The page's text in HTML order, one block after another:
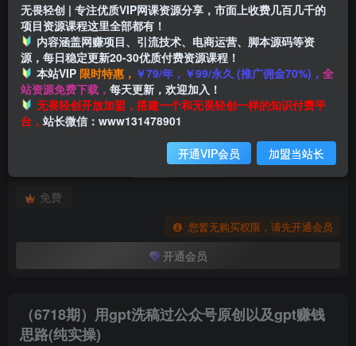
首页 创业课程 会员专属 正文
（6718期）用gpt洗稿过公众号原创以及gpt赚钱思路(纯实操)
此内容为付费阅读，请付费后查看
会员专属资源
免费
您暂无购买权限，请先开通会员
开通会员
付费阅读
（6718期）用gpt洗稿过公众号原创以及gpt赚钱
思路(纯实操)
无畏轻创 | 专注优质VIP网课资源分享，市面上收费几百几千的
项目资源课程这里全部都有！
内容涵盖网赚项目、引流技术、电商运营、脚本源码等资
源，每日稳定更新20-30优质付费资源课程！
本站VIP 限时特惠， ￥79/年，￥99/永久 (推广佣金70%)， 全
站资源免费下载， 每天更新，欢迎加入！
无畏轻创开放加盟，搭建一个和无畏轻创一样的知识付费平
台， 站长微信：www131478901
开通VIP会员 加盟当站长